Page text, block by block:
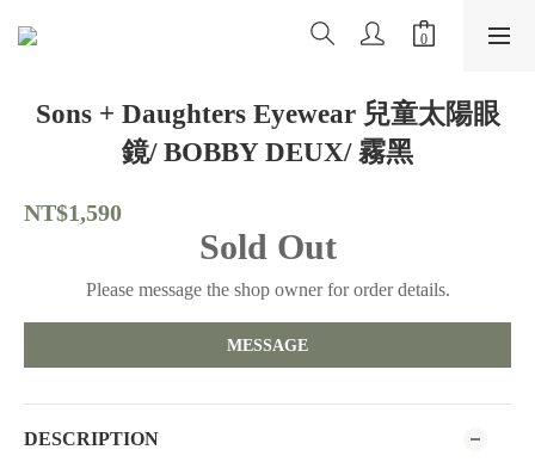
Sons + Daughters Eyewear 兒童太陽眼
鏡/ BOBBY DEUX/ 霧黑
NT$1,590
Sold Out
Please message the shop owner for order details.
MESSAGE
DESCRIPTION